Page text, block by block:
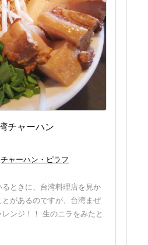
チャーハン
チャーハン・ピラフ
ときに、台湾料理店を見か
があるのですが、台湾まぜ
ンジ！！ 生のニラをみたと